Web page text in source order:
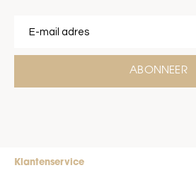
ABONNEER
Klantenservice